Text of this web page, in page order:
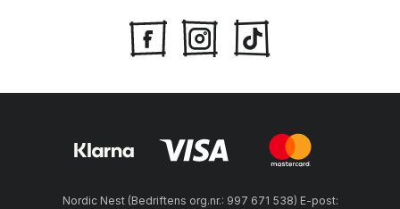
Nordic Nest (Bedriftens org.nr.: 997 671 538) E-post: